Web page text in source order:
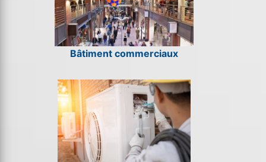
Bâtiment commerciaux